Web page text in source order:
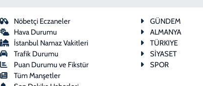
Nöbetçi Eczaneler
Hava Durumu
İstanbul Namaz Vakitleri
Trafik Durumu
Puan Durumu ve Fikstür
Tüm Manşetler
GÜNDEM
ALMANYA
TÜRKIYE
SİYASET
SPOR